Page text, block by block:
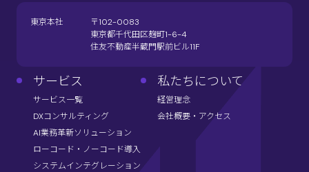
東京本社
〒102-0083
東京都千代田区麹町1-6-4
住友不動産半蔵門駅前ビル11F
サービス
サービス一覧
DXコンサルティング
AI業務革新ソリューション
ローコード・ノーコード導入
システムインテグレーション
私たちについて
経営理念
会社概要・アクセス